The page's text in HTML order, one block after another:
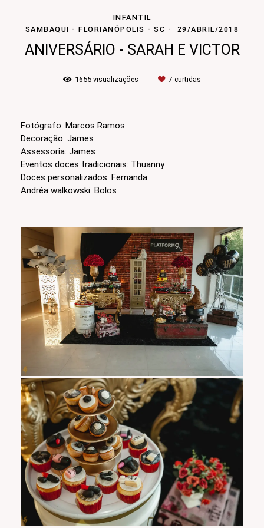
INFANTIL
SAMBAQUI - FLORIANÓPOLIS - SC
29/ABRIL/2018
ANIVERSÁRIO - SARAH E VICTOR
1655 visualizações 7 curtidas
Fotógrafo: Marcos Ramos
Decoração: James
Assessoria: James
Eventos doces tradicionais: Thuanny
Doces personalizados: Fernanda
Andréa walkowski: Bolos